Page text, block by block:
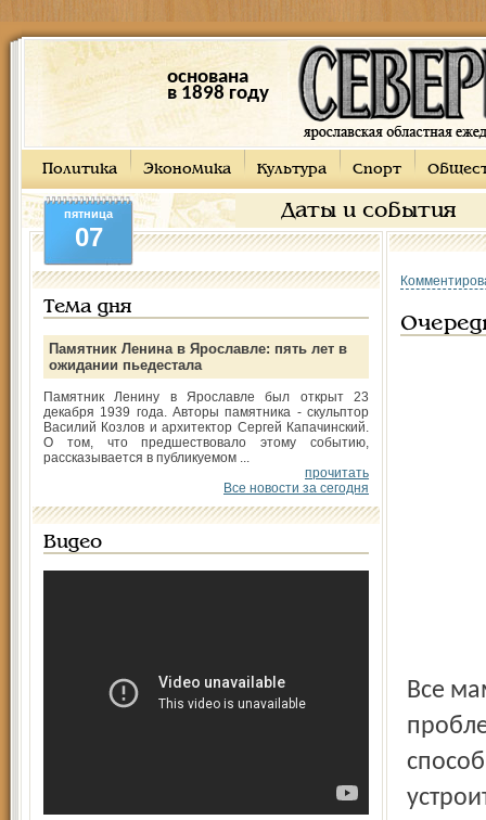
основана
в 1898 году
Политика Экономика Культура Спорт
Даты и события
пятница
07
Тема дня
Памятник Ленина в Ярославле: пять лет в
ожидании пьедестала
Памятник Ленину в Ярославле был открыт 23
декабря 1939 года. Авторы памятника - скульптор
Василий Козлов и архитектор Сергей Капачинский.
О том, что предшествовало этому событию,
рассказывается в публикуемом ...
прочитать
Все новости за сегодня
Видео
Все